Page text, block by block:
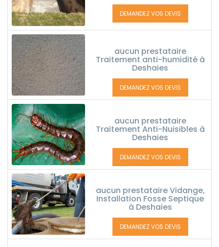
DEMANDEZ VOS DEVIS
aucun prestataire
Traitement anti-humidité à
Deshaies
DEMANDEZ VOS DEVIS
aucun prestataire
Traitement Anti-Nuisibles à
Deshaies
DEMANDEZ VOS DEVIS
aucun prestataire Vidange,
Installation Fosse Septique
à Deshaies
DEMANDEZ VOS DEVIS